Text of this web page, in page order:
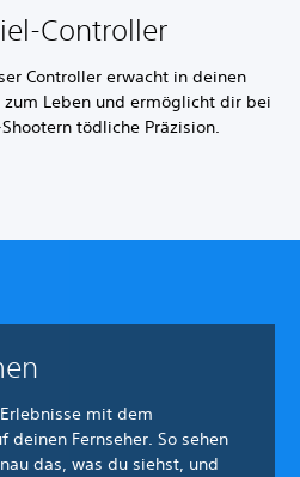
Controller erwacht in deinen
Leben und ermöglicht dir bei
tödliche Präzision.
mit dem
Fernseher. So sehen
das, was du siehst, und